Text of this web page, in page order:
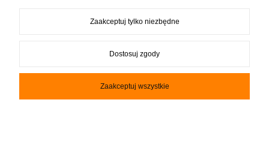
Zaakceptuj tylko niezbędne
Dostosuj zgody
Zaakceptuj wszystkie